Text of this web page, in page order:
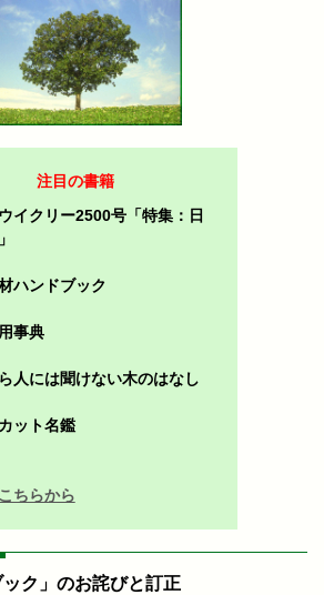
注目の書籍
イクリー2500号「特集：日
ハンドブック
事典
人には聞けない木のはなし
ット名鑑
ちらから
ック」のお詫びと訂正